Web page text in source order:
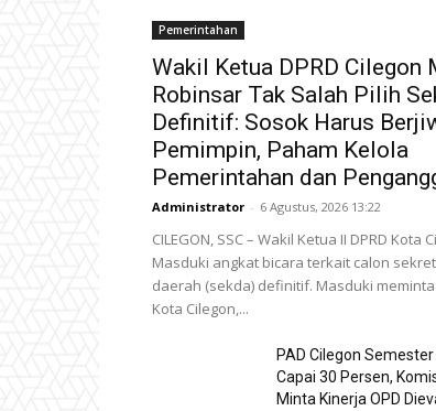
Pemerintahan
Wakil Ketua DPRD Cilegon
Robinsar Tak Salah Pilih
Definitif: Sosok Harus
Pemimpin, Paham Kelola
Pemerintahan dan
Administrator - 6 Agustus, 2026 13:22
CILEGON, SSC – Wakil Ketua II DPRD Kota
Masduki angkat bicara terkait calon
daerah (sekda) definitif. Masduki
Kota Cilegon,...
PAD Cilegon
Capai 30 Persen,
Minta Kinerja OPD